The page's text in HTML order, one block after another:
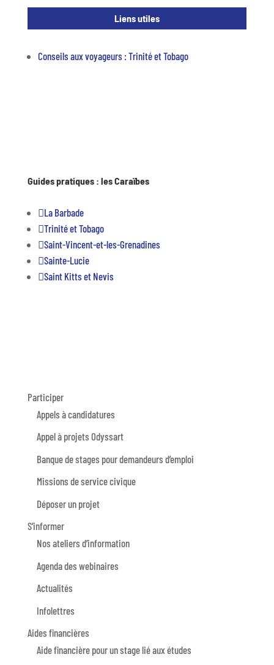
Liens utiles
Conseils aux voyageurs : Trinité et Tobago
Guides pratiques : les Caraïbes
La Barbade
Trinité et Tobago
Saint-Vincent-et-les-Grenadines
Sainte-Lucie
Saint Kitts et Nevis
Participer
Appels à candidatures
Appel à projets Odyssart
Banque de stages pour demandeurs d’emploi
Missions de service civique
Déposer un projet
S’informer
Nos ateliers d’information
Agenda des webinaires
Actualités
Infolettres
Aides financières
Aide financière pour un stage lié aux études